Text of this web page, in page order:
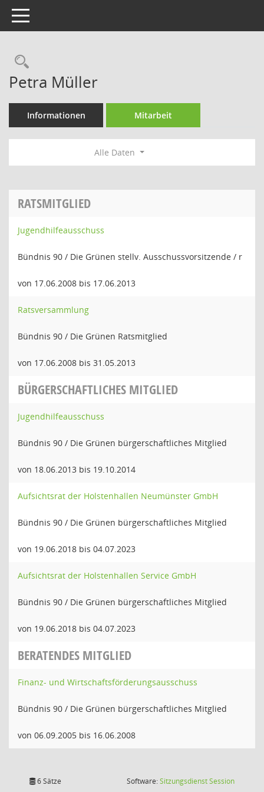
Toggle navigation
Rechercheauswahl
Petra Müller
Informationen Mitarbeit
Alle Daten
RATSMITGLIED
Jugendhilfeausschuss
Bündnis 90 / Die Grünen stellv. Ausschussvorsitzende / r
von 17.06.2008 bis 17.06.2013
Ratsversammlung
Bündnis 90 / Die Grünen Ratsmitglied
von 17.06.2008 bis 31.05.2013
BÜRGERSCHAFTLICHES MITGLIED
Jugendhilfeausschuss
Bündnis 90 / Die Grünen bürgerschaftliches Mitglied
von 18.06.2013 bis 19.10.2014
Aufsichtsrat der Holstenhallen Neumünster GmbH
Bündnis 90 / Die Grünen bürgerschaftliches Mitglied
von 19.06.2018 bis 04.07.2023
Aufsichtsrat der Holstenhallen Service GmbH
Bündnis 90 / Die Grünen bürgerschaftliches Mitglied
von 19.06.2018 bis 04.07.2023
BERATENDES MITGLIED
Finanz- und Wirtschaftsförderungsausschuss
Bündnis 90 / Die Grünen bürgerschaftliches Mitglied
von 06.09.2005 bis 16.06.2008
6 Sätze Software:SitzungsdienstSession(Wird in